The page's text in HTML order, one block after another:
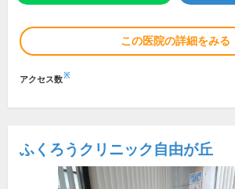
この医院の詳細をみる
アクセス数※
ふくろうクリニック自由が丘